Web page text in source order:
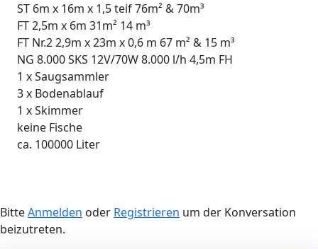
ST 6m x 16m x 1,5 teif 76m² & 70m³
FT 2,5m x 6m 31m² 14 m³
FT Nr.2 2,9m x 23m x 0,6 m 67 m² & 15 m³
NG 8.000 SKS 12V/70W 8.000 l/h 4,5m FH
1 x Saugsammler
3 x Bodenablauf
1 x Skimmer
keine Fische
ca. 100000 Liter
BitteAnmelden oder Registrieren um der Konversation
beizutreten.